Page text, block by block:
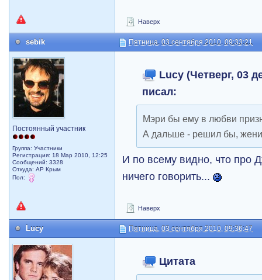
Наверх
sebik Пятница, 03 сентября 2010, 09:33:21
Постоянный участник
Группа: Участники
Регистрация: 18 Мар 2010, 12:25
Сообщений: 3328
Откуда: АР Крым
Пол:
Lucy (Четверг, 03
писал:
Мэри бы ему в любви
А дальше - решил бы,
И по всему видно, что про
ничего говорить...
Наверх
Lucy Пятница, 03 сентября 2010, 09:36:47
Цитата